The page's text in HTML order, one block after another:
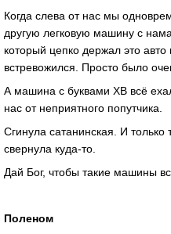
Когда слева от нас мы
другую легковую машину с
который цепко держал это
встревожился. Просто было
А машина с буквами ХВ всё
нас от неприятного попутчика.
Сгинула сатанинская. И
свернула куда-то.
Дай Бог, чтобы такие машины
Поленом